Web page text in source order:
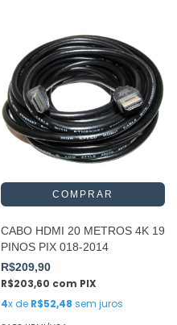
CABO HDMI 20 METROS 4K 19
PINOS PIX 018-2014
R$209,90
R$203,60 com PIX
4x de R$52,48 sem juros